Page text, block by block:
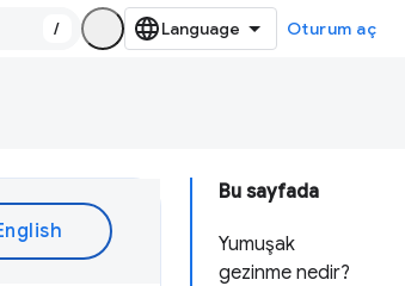
/ Oturum aç
Bu sayfada
Yumuşak
gezinme nedir?